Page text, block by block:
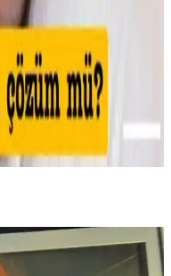
minimize edilir, cilt
Çözümleri ve
cilt koşullarının etkisi ve
Ayrıca, psikolojik etkiler ve